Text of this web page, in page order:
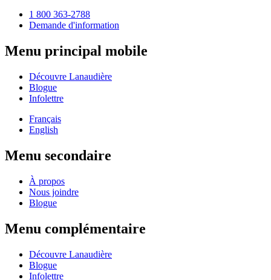
1 800 363-2788
Demande d'information
Menu principal mobile
Découvre Lanaudière
Blogue
Infolettre
Français
English
Menu secondaire
À propos
Nous joindre
Blogue
Menu complémentaire
Découvre Lanaudière
Blogue
Infolettre